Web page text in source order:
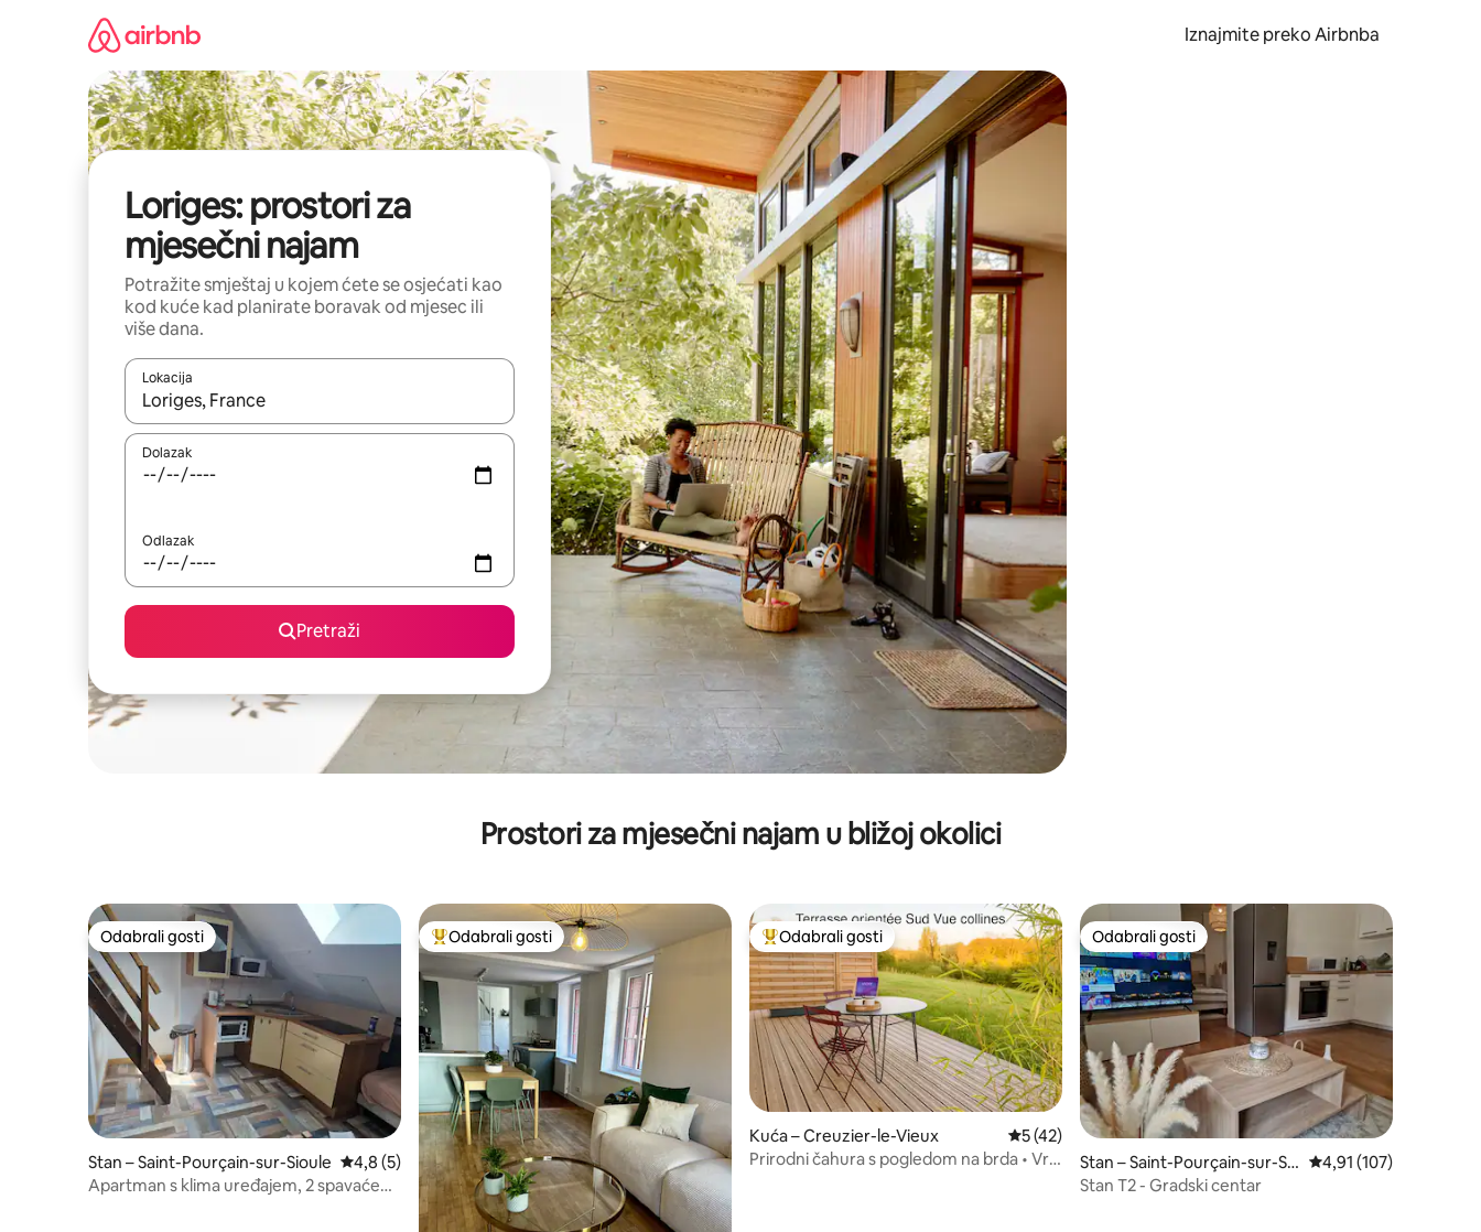
Iznajmite preko Airbnba
Loriges: prostori za
mjesečni najam
Potražite smještaj u kojem ćete se osjećati kao
kod kuće kad planirate boravak od mjesec ili
više dana.
Lokacija
Kada budu dostupni rezultati, moći ćete ih pregledati koristeći se strelicama prema gore i prema dolje, kao i dodirom ili prelaskom prstom po zaslonu.
Dolazak
Odlazak
Pretraži
Prostori za mjesečni najam u bližoj okolici
Odabrali gosti
Odabrali gosti
Stan – Saint-Pourçain-sur-Sioule Prosječna ocjena: 4,8/5, recenzija: 5
4,8 (5)
Apartman s klima uređajem, 2 spavaće
Među najviše rangiranima s oznakom „Odabrali gosti”
Odabrali gosti Među najviše rangiranima s oznakom „Odabrali gosti”
Odabrali gosti
Kuća – Creuzier-le-Vieux Prosječna ocjena: 5/5, recenzija: 42
5 (42)
Prirodni čahura s pogledom na brda • Vrt i
Odabrali gosti
Odabrali gosti
Stan – Saint-Pourçain-sur-Sio
ule
Prosječna ocjena:
4,91 (107)
Stan T2 - Gradski centar